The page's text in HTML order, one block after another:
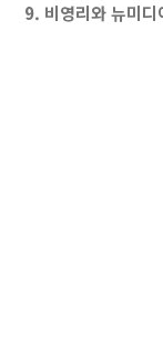
9. 비영리와 뉴미